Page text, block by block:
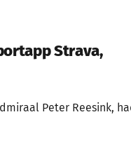
Strava,
Peter Reesink,